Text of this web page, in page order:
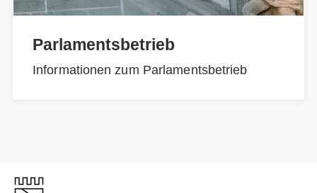
Parlamentsbetrieb
Informationen zum Parlamentsbetrieb